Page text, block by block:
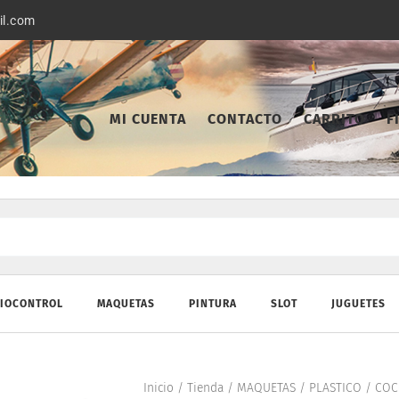
MI CUENTA CONTACTO CARRITO
MAQUETAS PINTURA SLOT JUGUETES
Inicio / Tienda/ MAQUETAS/ PLASTICO /